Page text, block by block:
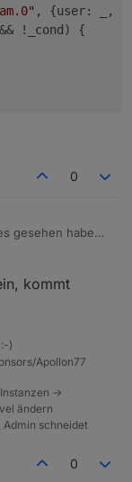
, {user: _,
&& !_cond) {
0
gesehen habe
gleiche
beim Auslösen
(2769)
(2769)
== true;
_cond) {
_,
&& !_cond) {
kommt
)
Apollon77
->
ändern
schneidet
0